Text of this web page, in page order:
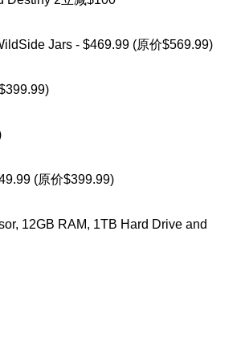
Jars - $469.99 (原价$569.99)
(原价$399.99)
12GB RAM, 1TB Hard Drive and